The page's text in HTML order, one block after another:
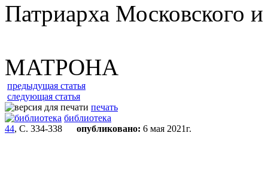
Патриарха Московского
МАТРОНА
предыдущая статья
следующая статья
печать
библиотека
44, С. 334-338 опубликовано: 6 мая 2021г.